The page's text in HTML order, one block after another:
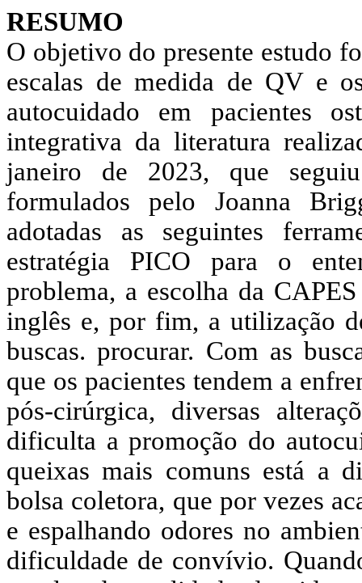
RESUMO
O objetivo do presente estudo
escalas de medida de QV e
autocuidado em pacientes
integrativa da literatura
janeiro de 2023, que
formulados pelo Joanna
adotadas as seguintes
estratégia PICO para o
problema, a escolha da
inglês e, por fim, a utilização
buscas. procurar. Com as
que os pacientes tendem a
pós-cirúrgica, diversas
dificulta a promoção do
queixas mais comuns está a
bolsa coletora, que por vezes
e espalhando odores no
dificuldade de convívio.